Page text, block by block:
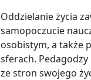
Oddzielanie życia
samopoczucie
osobistym, a także
sferach.
ze stron swojego